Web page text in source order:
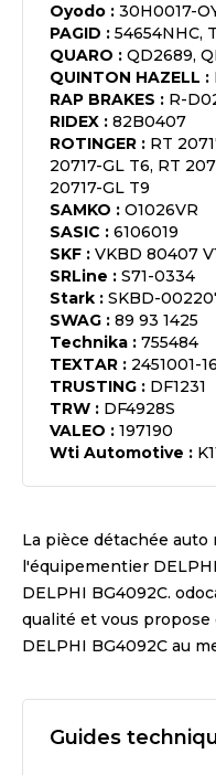
Oyodo : 30H0017-
PAGID : 54654NHC,
QUARO : QD2689,
QUINTON HAZELL :
RAP BRAKES : R-
RIDEX : 82B0407
ROTINGER : RT
20717-GL T6, RT
20717-GL T9
SAMKO : O1026VR
SASIC : 6106019
SKF : VKBD 80407
SRLine : S71-0334
Stark : SKBD-
SWAG : 89 93 1425
Technika : 755484
TEXTAR : 2451001-
TRUSTING : DF1231
TRW : DF4928S
VALEO : 197190
Wti Automotive :
La pièce détachée auto
l'équipementier DELPHI
DELPHI BG4092C.
qualité et vous propose
DELPHI BG4092C au
Guides